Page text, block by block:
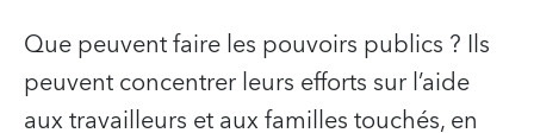
Que peuvent faire les pouvoirs publics ? Ils
peuvent concentrer leurs efforts sur l’aide
aux travailleurs et aux familles touchés, en